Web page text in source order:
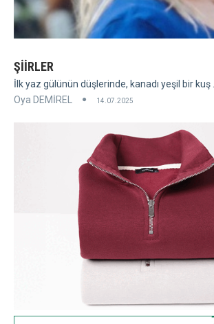
ŞİİRLER
İlk yaz gülünün düşlerinde, kanadı yeşil bir kuş ...
Oya DEMİREL
14.07.2025